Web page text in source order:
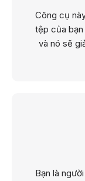
Công cụ
tệp của
và nó sẽ
Bạn là